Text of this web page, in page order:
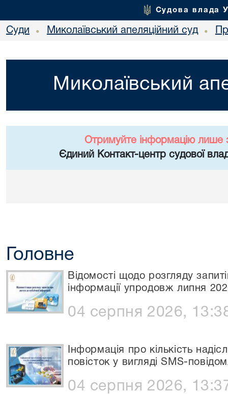
Судова влада
Суди • Миколаївський апеляційний суд •
Миколаївський
Отримуйте інформацію лише
Єдиний Контакт-центр судової
Головне
Відомості щодо розгляду
інформації упродовж липня
04 серпня 2026,
Інформація про кількість
повісток у вигляді SMS-
04 серпня 2026,